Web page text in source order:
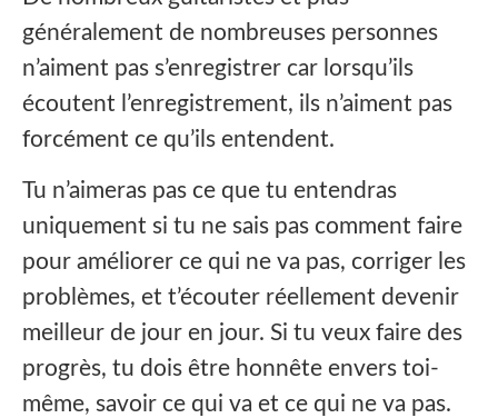
généralement de nombreuses personnes
n’aiment pas s’enregistrer car lorsqu’ils
écoutent l’enregistrement, ils n’aiment pas
forcément ce qu’ils entendent.
Tu n’aimeras pas ce que tu entendras
uniquement si tu ne sais pas comment faire
pour améliorer ce qui ne va pas, corriger les
problèmes, et t’écouter réellement devenir
meilleur de jour en jour. Si tu veux faire des
progrès, tu dois être honnête envers toi-
même, savoir ce qui va et ce qui ne va pas.